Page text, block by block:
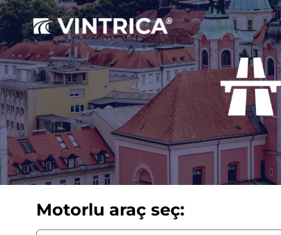
Motorlu araç seç: